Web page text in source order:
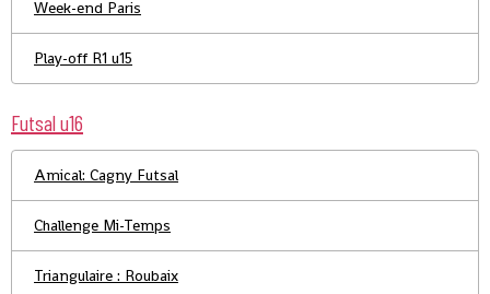
Week-end Paris
Play-off R1 u15
Futsal u16
Amical: Cagny Futsal
Challenge Mi-Temps
Triangulaire : Roubaix